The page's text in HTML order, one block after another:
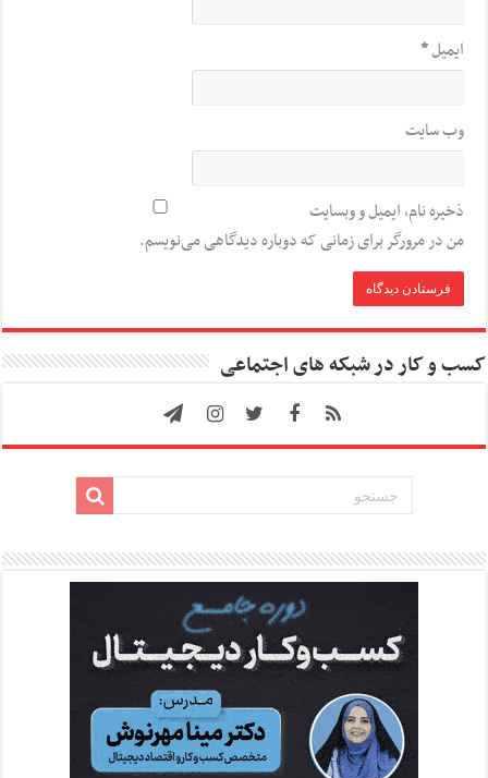
ایمیل*
وب‌ سایت
ذخیره نام، ایمیل و وبسایت
من در مرورگر برای زمانی که دوباره دیدگاهی می‌نویسم.
کسب و کار در شبکه های اجتماعی